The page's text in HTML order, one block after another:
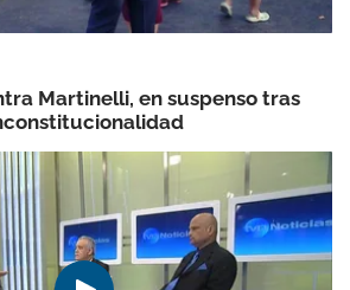
Martinelli, en suspenso tras